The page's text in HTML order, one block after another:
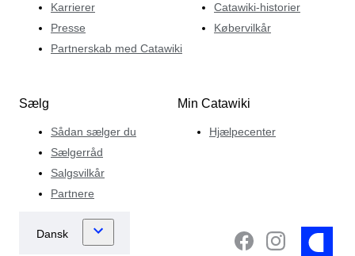
Karrierer
Presse
Partnerskab med Catawiki
Catawiki-historier
Købervilkår
Sælg
Sådan sælger du
Sælgerråd
Salgsvilkår
Partnere
Min Catawiki
Hjælpecenter